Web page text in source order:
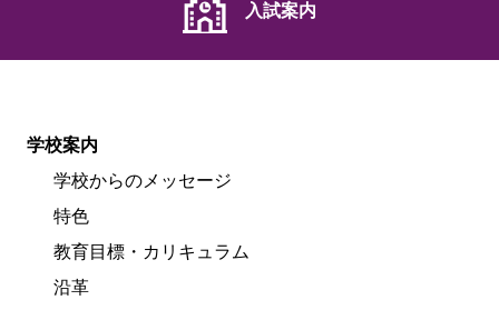
入試案内
学校案内
学校からのメッセージ
特色
教育目標・カリキュラム
沿革